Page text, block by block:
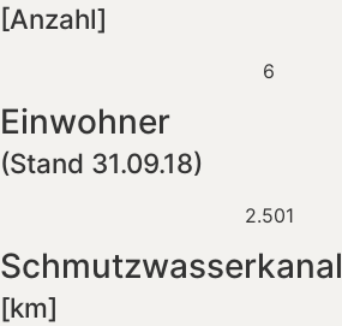
[Anzahl]
6
Einwohner
(Stand 31.09.18)
2.501
Schmutzwasserkanal
[km]